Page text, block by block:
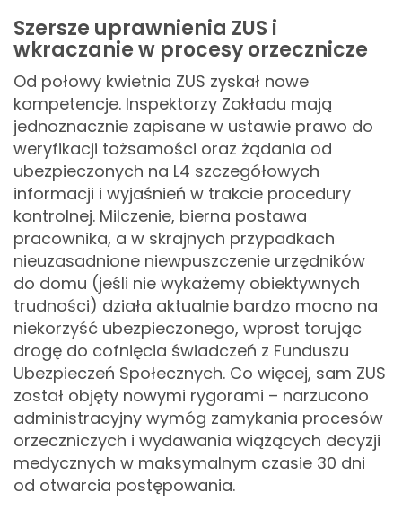
Szersze uprawnienia ZUS i
wkraczanie w procesy orzecznicze
Od połowy kwietnia ZUS zyskał nowe
kompetencje. Inspektorzy Zakładu mają
jednoznacznie zapisane w ustawie prawo do
weryfikacji tożsamości oraz żądania od
ubezpieczonych na L4 szczegółowych
informacji i wyjaśnień w trakcie procedury
kontrolnej. Milczenie, bierna postawa
pracownika, a w skrajnych przypadkach
nieuzasadnione niewpuszczenie urzędników
do domu (jeśli nie wykażemy obiektywnych
trudności) działa aktualnie bardzo mocno na
niekorzyść ubezpieczonego, wprost torując
drogę do cofnięcia świadczeń z Funduszu
Ubezpieczeń Społecznych. Co więcej, sam ZUS
został objęty nowymi rygorami – narzucono
administracyjny wymóg zamykania procesów
orzeczniczych i wydawania wiążących decyzji
medycznych w maksymalnym czasie 30 dni
od otwarcia postępowania.